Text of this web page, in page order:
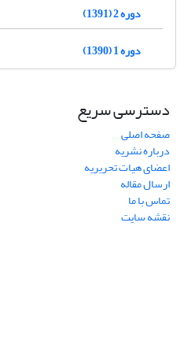
دوره 2 (1391)
دوره 1 (1390)
دسترسی سریع
صفحه اصلی
درباره نشریه
اعضای هیات تحریریه
ارسال مقاله
تماس با ما
نقشه سایت